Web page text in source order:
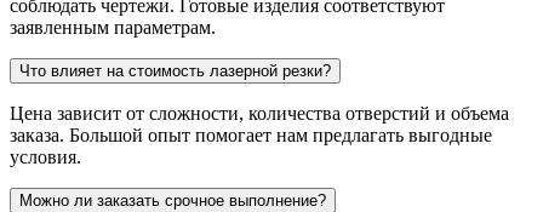
соблюдать чертежи. Готовые изделия соответствуют
заявленным параметрам.
Что влияет на стоимость лазерной резки?
Цена зависит от сложности, количества отверстий и объема
заказа. Большой опыт помогает нам предлагать выгодные
условия.
Можно ли заказать срочное выполнение?